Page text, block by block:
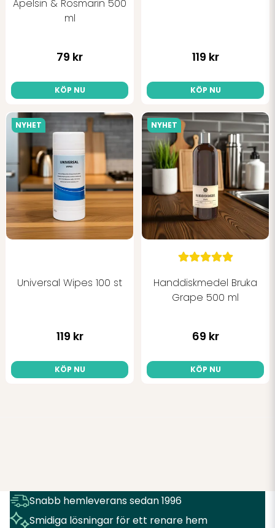
Apelsin & Rosmarin 500
ml
79 kr
KÖP NU
119 kr
KÖP NU
Universal Wipes 100 st
119 kr
KÖP NU
NYHET
Handdiskmedel Bruka
Grape 500 ml
69 kr
KÖP NU
NYHET
Snabb hemleverans sedan 1996
Smidiga lösningar för ett renare hem